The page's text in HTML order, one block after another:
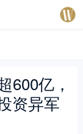
600亿，
资异军